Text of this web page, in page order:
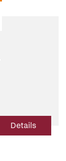
Details